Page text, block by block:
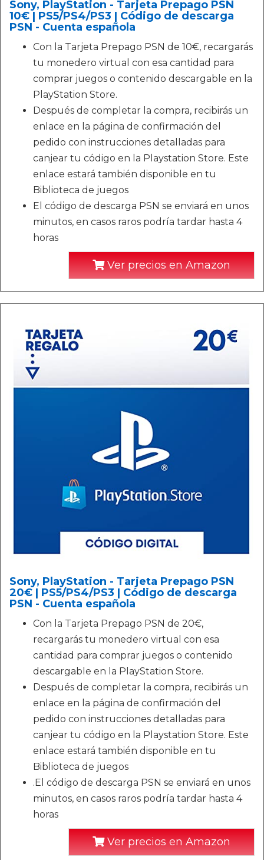
Sony, PlayStation - Tarjeta Prepago PSN
10€ | PS5/PS4/PS3 | Código de descarga
PSN - Cuenta española
Con la Tarjeta Prepago PSN de 10€, recargarás
tu monedero virtual con esa cantidad para
comprar juegos o contenido descargable en la
PlayStation Store.
Después de completar la compra, recibirás un
enlace en la página de confirmación del
pedido con instrucciones detalladas para
canjear tu código en la Playstation Store. Este
enlace estará también disponible en tu
Biblioteca de juegos
El código de descarga PSN se enviará en unos
minutos, en casos raros podría tardar hasta 4
horas
Ver precios en Amazon
Sony, PlayStation - Tarjeta Prepago PSN
20€ | PS5/PS4/PS3 | Código de descarga
PSN - Cuenta española
Con la Tarjeta Prepago PSN de 20€,
recargarás tu monedero virtual con esa
cantidad para comprar juegos o contenido
descargable en la PlayStation Store.
Después de completar la compra, recibirás un
enlace en la página de confirmación del
pedido con instrucciones detalladas para
canjear tu código en la Playstation Store. Este
enlace estará también disponible en tu
Biblioteca de juegos
.El código de descarga PSN se enviará en unos
minutos, en casos raros podría tardar hasta 4
horas
Ver precios en Amazon